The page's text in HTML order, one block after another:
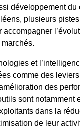
développement du
plusieurs
accompagner
et
comme des
des
sont notamment
dans la
de leur